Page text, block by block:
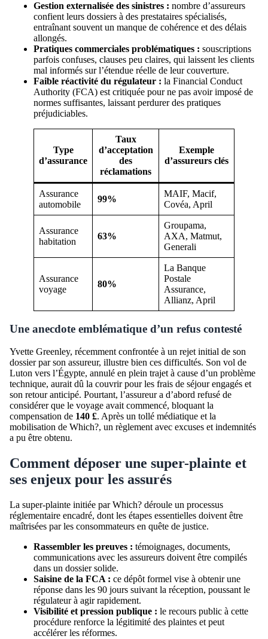
Gestion externalisée des sinistres : nombre d’assureurs
confient leurs dossiers à des prestataires spécialisés,
entraînant souvent un manque de cohérence et des délais
allongés.
Pratiques commerciales problématiques : souscriptions
parfois confuses, clauses peu claires, qui laissent les clients
mal informés sur l’étendue réelle de leur couverture.
Faible réactivité du régulateur : la Financial Conduct
Authority (FCA) est critiquée pour ne pas avoir imposé de
normes suffisantes, laissant perdurer des pratiques
préjudiciables.
Type
d’assurance
Taux
d’acceptation
des
réclamations
Exemple
d’assureurs clés
Assurance
automobile
99%
MAIF, Macif,
Covéa, April
Assurance
habitation
63%
Groupama,
AXA, Matmut,
Generali
Assurance
voyage
80%
La Banque
Postale
Assurance,
Allianz, April
Une anecdote emblématique d’un refus contesté
Yvette Greenley, récemment confrontée à un rejet initial de son
dossier par son assureur, illustre bien ces difficultés. Son vol de
Luton vers l’Égypte, annulé en plein trajet à cause d’un problème
technique, aurait dû la couvrir pour les frais de séjour engagés et
son retour anticipé. Pourtant, l’assureur a d’abord refusé de
considérer que le voyage avait commencé, bloquant la
compensation de 140 £. Après un tollé médiatique et la
mobilisation de Which?, un règlement avec excuses et indemnités
a pu être obtenu.
Comment déposer une super-plainte et
ses enjeux pour les assurés
La super-plainte initiée par Which? déroule un processus
réglementaire encadré, dont les étapes essentielles doivent être
maîtrisées par les consommateurs en quête de justice.
Rassembler les preuves : témoignages, documents,
communications avec les assureurs doivent être compilés
dans un dossier solide.
Saisine de la FCA : ce dépôt formel vise à obtenir une
réponse dans les 90 jours suivant la réception, poussant le
régulateur à agir rapidement.
Visibilité et pression publique : le recours public à cette
procédure renforce la légitimité des plaintes et peut
accélérer les réformes.